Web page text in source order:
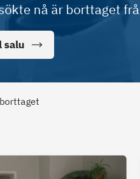
nå är borttaget
salu